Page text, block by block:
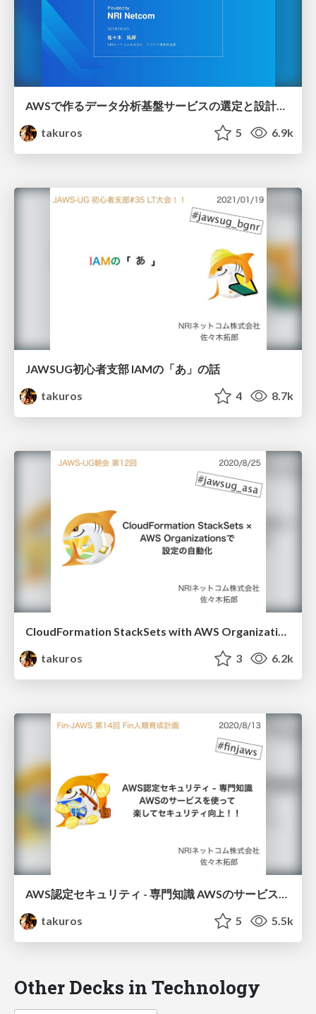
AWSで作るデータ分析基盤サービスの選定と設計のポイント
takuros
5 6.9k
JAWSUG初心者支部 IAMの「あ」の話
takuros
4 8.7k
CloudFormation StackSets with AWS Organizations
takuros
3 6.2k
AWS認定セキュリティ - 専門知識 AWSのサービスを使って楽してセキュリティ向上！！
takuros
5 5.5k
Other Decks in Technology